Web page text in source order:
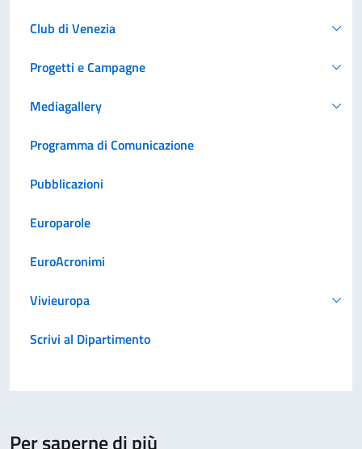
Club di Venezia
Progetti e Campagne
Mediagallery
Programma di Comunicazione
Pubblicazioni
Europarole
EuroAcronimi
Vivieuropa
Scrivi al Dipartimento
Per saperne di più